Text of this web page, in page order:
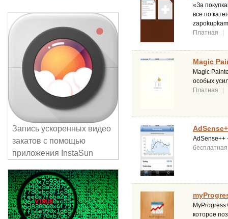
«За
все по
Платная
Magic
Magic
особых
Платная
AdSense++
бесплатная
которое
Запись ускоренных видео
закатов с помощью
приложения InstaSun